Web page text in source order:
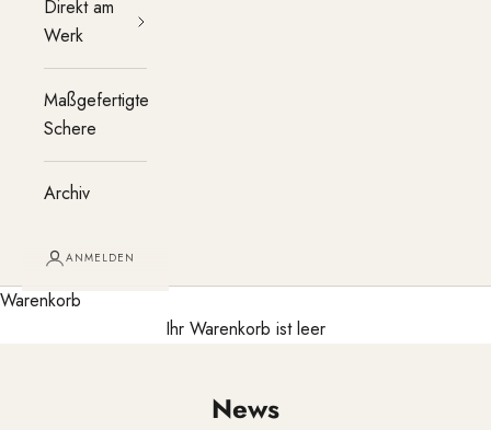
Direkt am
Werk
Maßgefertigte
Schere
Archiv
ANMELDEN
Warenkorb
Ihr Warenkorb ist leer
News